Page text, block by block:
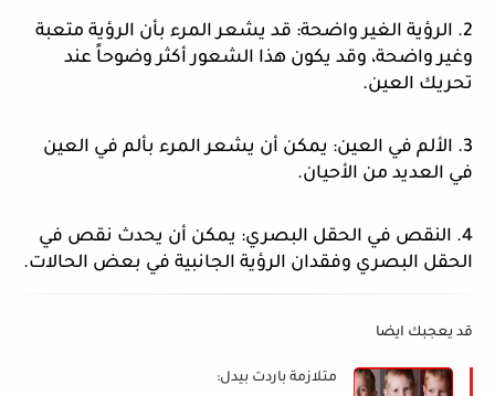
2. الرؤية الغير واضحة: قد يشعر المرء بأن الرؤية متعبة
وغير واضحة، وقد يكون هذا الشعور أكثر وضوحاً عند
تحريك العين.
3. الألم في العين: يمكن أن يشعر المرء بألم في العين
في العديد من الأحيان.
4. النقص في الحقل البصري: يمكن أن يحدث نقص في
الحقل البصري وفقدان الرؤية الجانبية في بعض الحالات.
قد يعجبك ايضا
متلازمة باردت بيدل: